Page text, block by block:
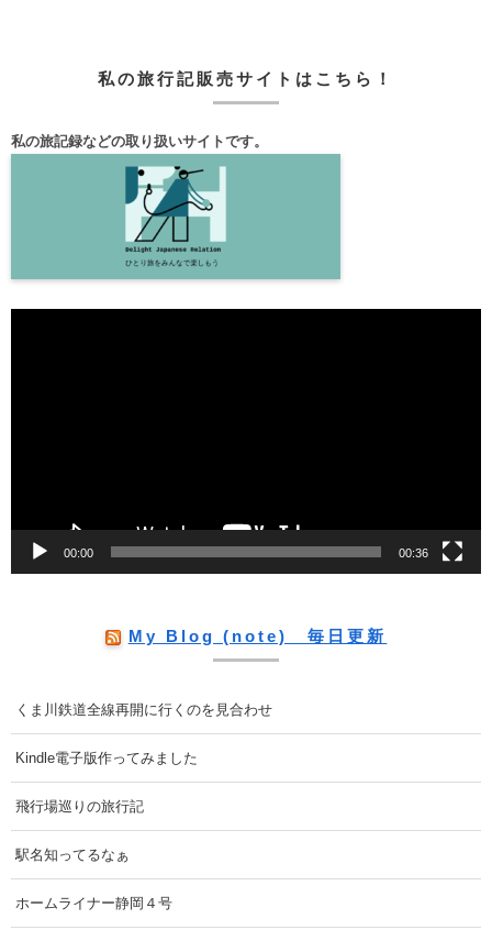
私の旅行記販売サイトはこちら！
私の旅記録などの取り扱いサイトです。
00:00 00:36
My Blog (note) 毎日更新
くま川鉄道全線再開に行くのを見合わせ
Kindle電子版作ってみました
飛行場巡りの旅行記
駅名知ってるなぁ
ホームライナー静岡４号